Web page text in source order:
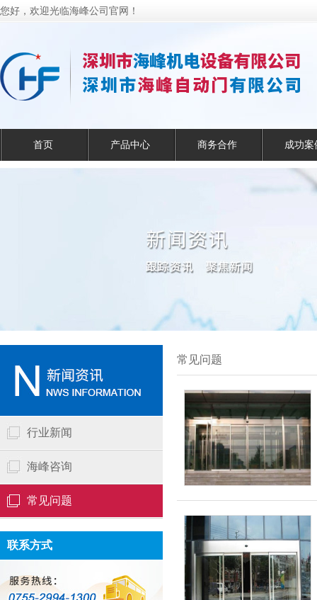
您好，欢迎光临海峰公司官网！
首页 产品中心 商务合作 成功案
行业新闻
海峰咨询
常见问题
联系方式
常见问题